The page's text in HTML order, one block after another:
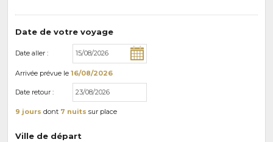
Date de votre voyage
Date aller :
Arrivée prévue le 16/08/2026
Date retour :
9 jours dont 7 nuits sur place
Ville de départ